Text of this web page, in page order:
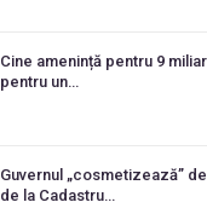
Cine amenință pentru 9
pentru un…
Guvernul „cosmetizează”
de la Cadastru…